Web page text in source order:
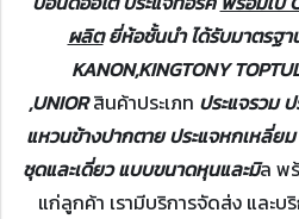
ผลิตยี่ห้อชั้นนำ ได้รับมาตรฐา
KANON,KINGTONY
,UNIORสินค้าประเภท ประแจรวม
แหวนข้างปากตาย ประแจหกเหลี่ย
ชุดและเดี่ยว แบบขนาดหุนและมิล พ
แก่ลูกค้า เรามีบริการจัดส่ง และบ